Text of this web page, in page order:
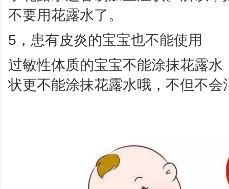
不要用花露水了。
5，患有皮炎的宝宝也不能使用
过敏性体质的宝宝不能涂抹花露
状更不能涂抹花露水哦，不但不